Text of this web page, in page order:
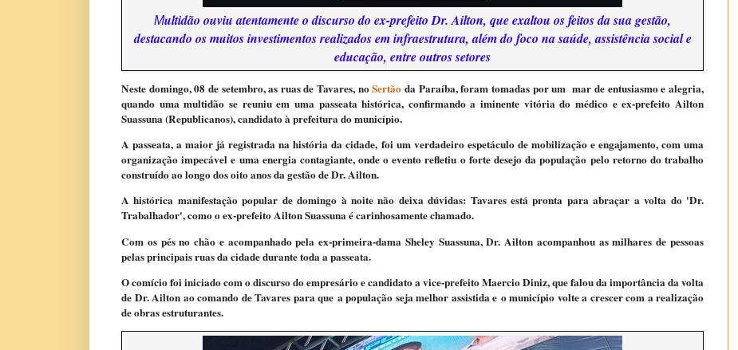
Multidão ouviu atentamente o discurso do ex-prefeito Dr. Ailton, que exaltou os feitos da sua gestão,
destacando os muitos investimentos realizados em infraestrutura, além do foco na saúde, assistência social e
educação, entre outros setores
Neste domingo, 08 de setembro, as ruas de Tavares, noSertão da Paraíba, foram tomadas por um mar de entusiasmo e alegria,
quando uma multidão se reuniu em uma passeata histórica, confirmando a iminente vitória do médico e ex-prefeito Ailton
Suassuna (Republicanos), candidato à prefeitura do município.
A passeata, a maior já registrada na história da cidade, foi um verdadeiro espetáculo de mobilização e engajamento, com uma
organização impecável e uma energia contagiante, onde o evento refletiu o forte desejo da população pelo retorno do trabalho
construído ao longo dos oito anos da gestão de Dr. Ailton.
A histórica manifestação popular de domingo à noite não deixa dúvidas: Tavares está pronta para abraçar a volta do 'Dr.
Trabalhador', como o ex-prefeito Ailton Suassuna é carinhosamente chamado.
Com os pés no chão e acompanhado pela ex-primeira-dama Sheley Suassuna, Dr. Ailton acompanhou as milhares de pessoas
pelas principais ruas da cidade durante toda a passeata.
O comício foi iniciado com o discurso do empresário e candidato a vice-prefeito Maercio Diniz, que falou da importância da volta
de Dr. Ailton ao comando de Tavares para que a população seja melhor assistida e o município volte a crescer com a realização
de obras estruturantes.